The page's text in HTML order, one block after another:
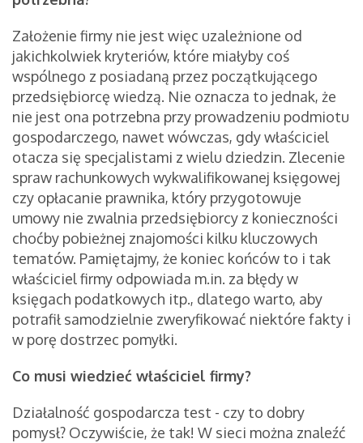
Założenie firmy nie jest więc uzależnione od
jakichkolwiek kryteriów, które miałyby coś
wspólnego z posiadaną przez początkującego
przedsiębiorcę wiedzą. Nie oznacza to jednak, że
nie jest ona potrzebna przy prowadzeniu podmiotu
gospodarczego, nawet wówczas, gdy właściciel
otacza się specjalistami z wielu dziedzin. Zlecenie
spraw rachunkowych wykwalifikowanej księgowej
czy opłacanie prawnika, który przygotowuje
umowy nie zwalnia przedsiębiorcy z konieczności
choćby pobieżnej znajomości kilku kluczowych
tematów. Pamiętajmy, że koniec końców to i tak
właściciel firmy odpowiada m.in. za błędy w
księgach podatkowych itp., dlatego warto, aby
potrafił samodzielnie zweryfikować niektóre fakty i
w porę dostrzec pomyłki.
Co musi wiedzieć właściciel firmy?
Działalność gospodarcza test - czy to dobry
pomysł? Oczywiście, że tak! W sieci można znaleźć